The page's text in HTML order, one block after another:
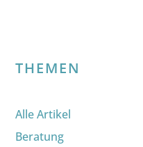
THEMEN
Alle Artikel
Beratung